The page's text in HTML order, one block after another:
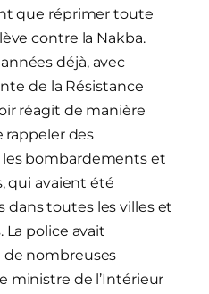
que réprimer toute
contre la Nakba.
déjà, avec
de la Résistance
réagit de manière
rappeler des
bombardements et
qui avaient été
toutes les villes et
La police avait
de nombreuses
ministre de l’Intérieur